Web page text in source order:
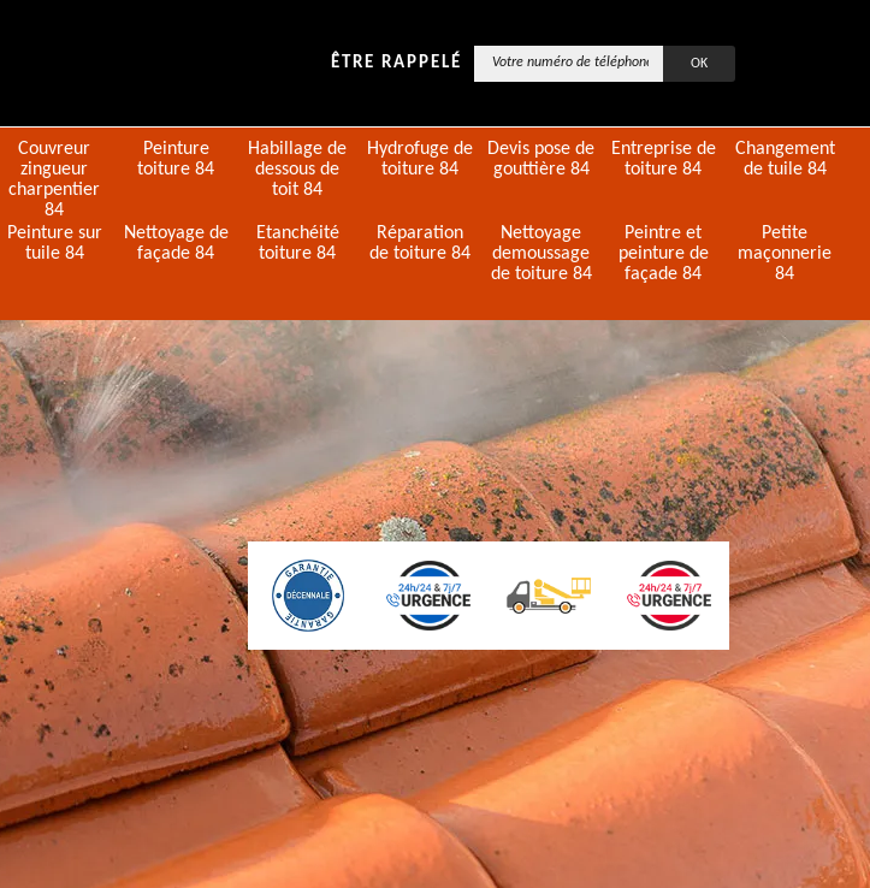
ÊTRE RAPPELÉ
Couvreur
zingueur
charpentier
84
Peinture
toiture 84
Habillage de
dessous de
toit 84
Hydrofuge de
toiture 84
Devis pose de
gouttière 84
Entreprise de
toiture 84
Changement
de tuile 84
Peinture sur
tuile 84
Nettoyage de
façade 84
Etanchéité
toiture 84
Réparation
de toiture 84
Nettoyage
demoussage
de toiture 84
Peintre et
peinture de
façade 84
Petite
maçonnerie
84